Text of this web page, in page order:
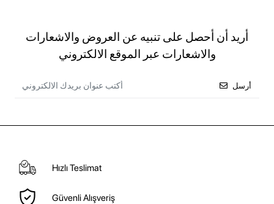
أريد أن أحصل على تنبيه عن العروض والاشعارات
والاشعارات عبر الموقع الالكتروني
أرسل
Hızlı Teslimat
Güvenli Alışveriş